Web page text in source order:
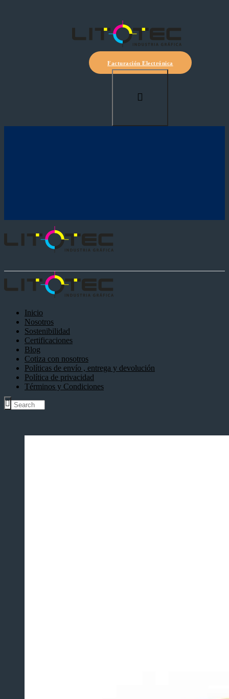
Facturación Electrónica
Inicio
Nosotros
Sostenibilidad
Certificaciones
Blog
Cotiza con nosotros
Políticas de envío , entrega y devolución
Política de privacidad
Términos y Condiciones